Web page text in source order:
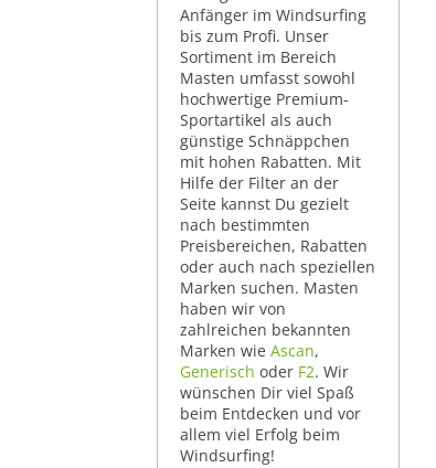
Anfänger im Windsurfing
bis zum Profi. Unser
Sortiment im Bereich
Masten umfasst sowohl
hochwertige Premium-
Sportartikel als auch
günstige Schnäppchen
mit hohen Rabatten. Mit
Hilfe der Filter an der
Seite kannst Du gezielt
nach bestimmten
Preisbereichen, Rabatten
oder auch nach speziellen
Marken suchen. Masten
haben wir von
zahlreichen bekannten
Marken wie Ascan,
Generisch oder F2. Wir
wünschen Dir viel Spaß
beim Entdecken und vor
allem viel Erfolg beim
Windsurfing!